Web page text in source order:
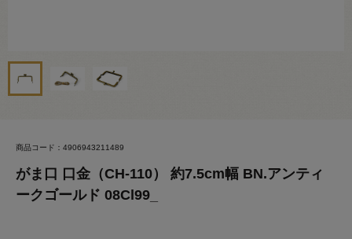
商品コード：4906943211489
がま口 口金（CH-110） 約7.5cm幅 BN.アンティ
ークゴールド 08Cl99_